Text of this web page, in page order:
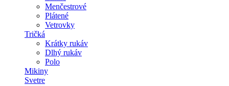
Menčestrové
Plátené
Vetrovky
Tričká
Krátky rukáv
Dlhý rukáv
Polo
Mikiny
Svetre